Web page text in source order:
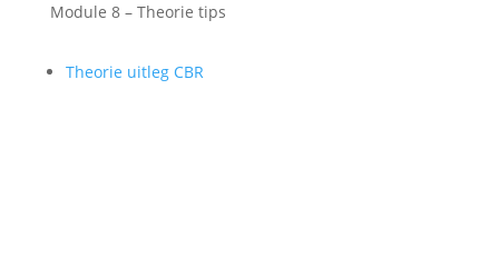
Module 8 – Theorie tips
Theorie uitleg CBR